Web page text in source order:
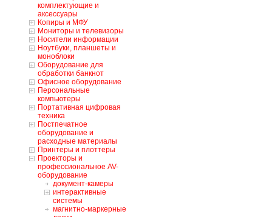
комплектующие и
аксессуары
Копиры и МФУ
Мониторы и телевизоры
Носители информации
Ноутбуки, планшеты и
моноблоки
Оборудование для
обработки банкнот
Офисное оборудование
Персональные
компьютеры
Портативная цифровая
техника
Постпечатное
оборудование и
расходные материалы
Принтеры и плоттеры
Проекторы и
профессиональное AV-
оборудование
документ-камеры
интерактивные
системы
магнитно-маркерные